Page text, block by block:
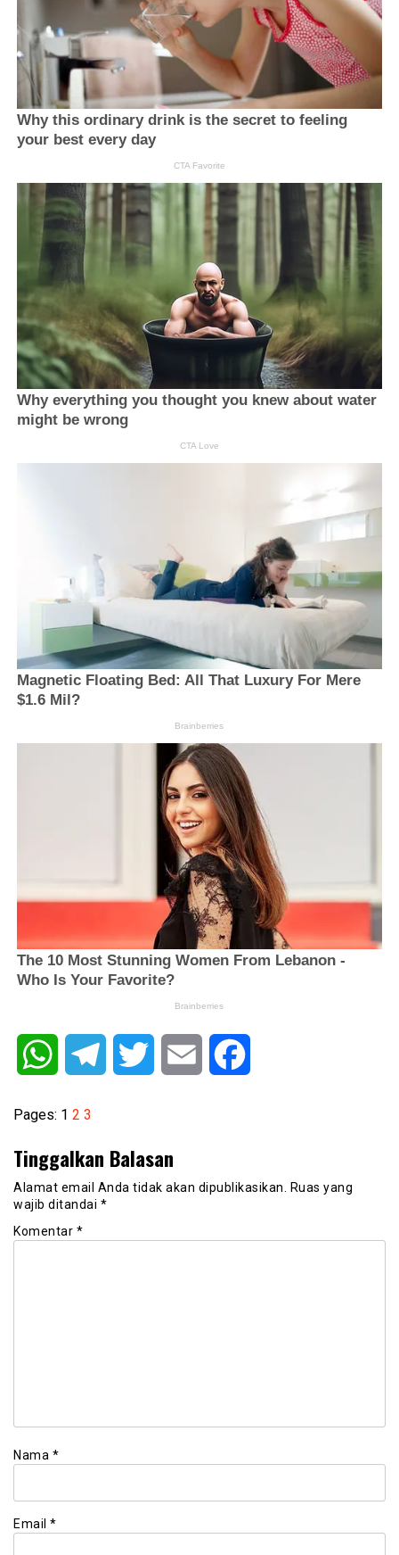
WhatsAppTelegram Twitter Email
Pages: 1 2 3
Tinggalkan Balasan
Alamat email Anda tidak akan dipublikasikan. Ruas yang
wajib ditandai *
Komentar *
Nama *
Email *